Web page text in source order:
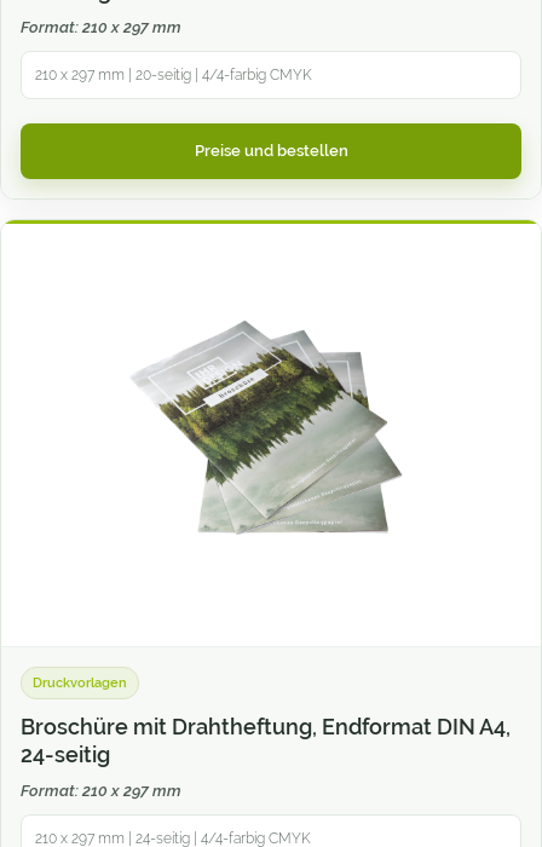
Format: 210 x 297 mm
210 x 297 mm | 20-seitig | 4/4-farbig CMYK
Preise und bestellen
Druckvorlagen
Broschüre mit Drahtheftung, Endformat DIN A4,
24-seitig
Format: 210 x 297 mm
210 x 297 mm | 24-seitig | 4/4-farbig CMYK